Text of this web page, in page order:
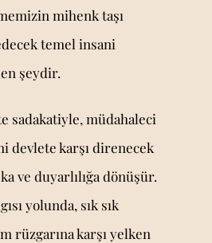
mihenk taşı
temel insani
şeydir.
sadakatiyle, müdahaleci
devlete karşı direnecek
ve duyarlılığa dönüşür.
yolunda, sık sık
rüzgarına karşı yelken